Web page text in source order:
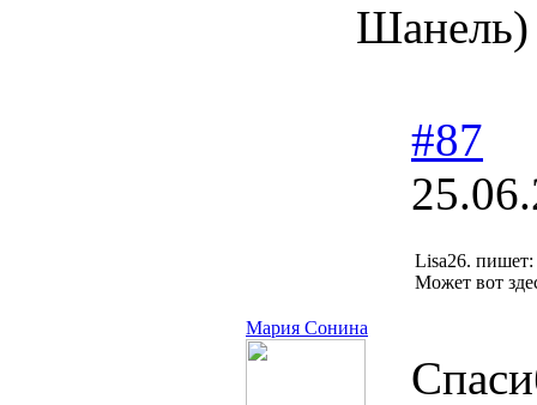
Шанель)
Мария Сонина
#87
Lisa26. пишет:
Может вот